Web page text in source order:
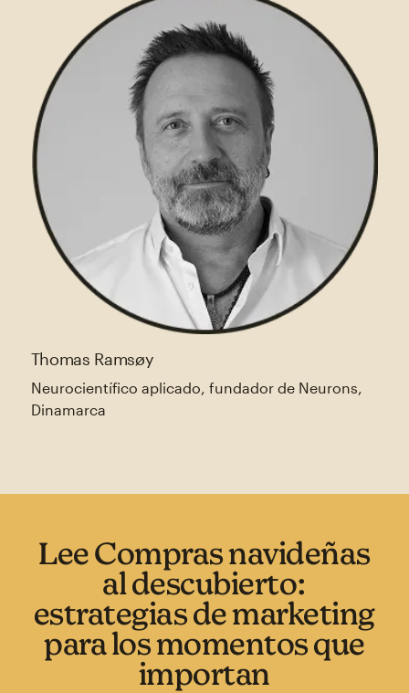
Thomas Ramsøy
Neurocientífico aplicado, fundador de Neurons,
Dinamarca
Lee Compras navideñas
al descubierto:
estrategias de marketing
para los momentos que
importan